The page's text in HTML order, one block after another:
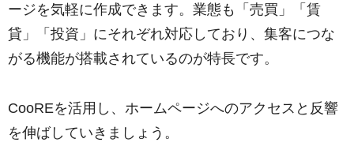
ージを気軽に作成できます。業態も「売買」「賃
貸」「投資」にそれぞれ対応しており、集客につな
がる機能が搭載されているのが特長です。
CooREを活用し、ホームページへのアクセスと反響
を伸ばしていきましょう。